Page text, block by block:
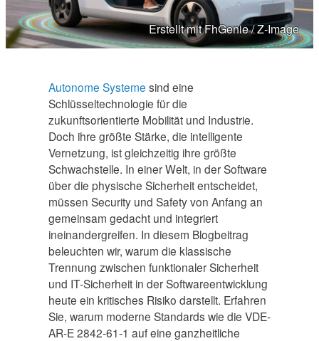
Erstellt mit FhGenie / Z-Image
Autonome Systeme sind eine
Schlüsseltechnologie für die
zukunftsorientierte Mobilität und Industrie.
Doch ihre größte Stärke, die intelligente
Vernetzung, ist gleichzeitig ihre größte
Schwachstelle. In einer Welt, in der Software
über die physische Sicherheit entscheidet,
müssen Security und Safety von Anfang an
gemeinsam gedacht und integriert
ineinandergreifen. In diesem Blogbeitrag
beleuchten wir, warum die klassische
Trennung zwischen funktionaler Sicherheit
und IT-Sicherheit in der Softwareentwicklung
heute ein kritisches Risiko darstellt. Erfahren
Sie, warum moderne Standards wie die VDE-
AR-E 2842-61-1 auf eine ganzheitliche